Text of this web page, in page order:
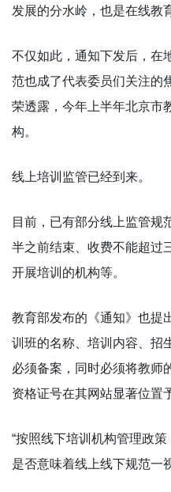
发展的分水岭，也是在线教
不仅如此，通知下发后，在
范也成了代表委员们关注的
荣透露，今年上半年北京市
构。
线上培训监管已经到来。
目前，已有部分线上监管规
半之前结束、收费不能超过
开展培训的机构等。
教育部发布的《通知》也提
训班的名称、培训内容、招
必须备案，同时必须将教师
资格证号在其网站显著位置
“按照线下培训机构管理政
是否意味着线上线下规范一